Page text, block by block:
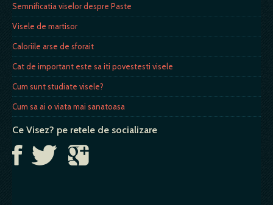
Semnificatia viselor despre Paste
Visele de martisor
Caloriile arse de sforait
Cat de important este sa iti povestesti visele
Cum sunt studiate visele?
Cum sa ai o viata mai sanatoasa
Ce Visez? pe retele de socializare